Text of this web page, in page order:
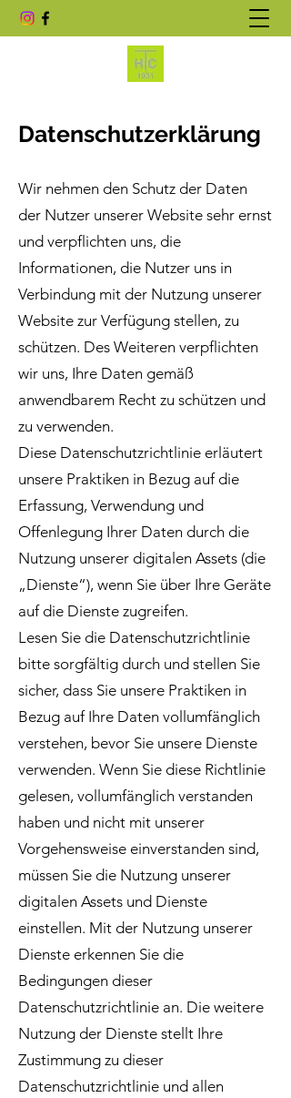
Datenschutzerklärung
Wir nehmen den Schutz der Daten
der Nutzer unserer Website sehr ernst
und verpflichten uns, die
Informationen, die Nutzer uns in
Verbindung mit der Nutzung unserer
Website zur Verfügung stellen, zu
schützen. Des Weiteren verpflichten
wir uns, Ihre Daten gemäß
anwendbarem Recht zu schützen und
zu verwenden.
Diese Datenschutzrichtlinie erläutert
unsere Praktiken in Bezug auf die
Erfassung, Verwendung und
Offenlegung Ihrer Daten durch die
Nutzung unserer digitalen Assets (die
„Dienste“), wenn Sie über Ihre Geräte
auf die Dienste zugreifen.
Lesen Sie die Datenschutzrichtlinie
bitte sorgfältig durch und stellen Sie
sicher, dass Sie unsere Praktiken in
Bezug auf Ihre Daten vollumfänglich
verstehen, bevor Sie unsere Dienste
verwenden. Wenn Sie diese Richtlinie
gelesen, vollumfänglich verstanden
haben und nicht mit unserer
Vorgehensweise einverstanden sind,
müssen Sie die Nutzung unserer
digitalen Assets und Dienste
einstellen. Mit der Nutzung unserer
Dienste erkennen Sie die
Bedingungen dieser
Datenschutzrichtlinie an. Die weitere
Nutzung der Dienste stellt Ihre
Zustimmung zu dieser
Datenschutzrichtlinie und allen